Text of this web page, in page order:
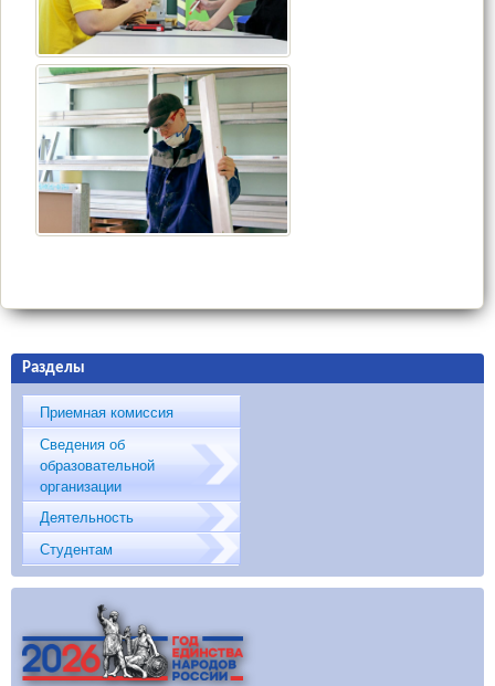
Разделы
Приемная комиссия
Сведения об
образовательной
организации
Деятельность
Студентам